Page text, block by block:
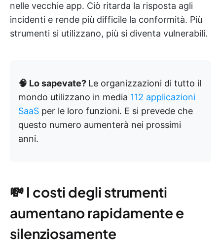
nelle vecchie app. Ciò ritarda la risposta agli
incidenti e rende più difficile la conformità. Più
strumenti si utilizzano, più si diventa vulnerabili.
🧠 Lo sapevate? Le organizzazioni di tutto il
mondo utilizzano in media 112 applicazioni
SaaS per le loro funzioni. E si prevede che
questo numero aumenterà nei prossimi
anni.
💸 I costi degli strumenti
aumentano rapidamente e
silenziosamente